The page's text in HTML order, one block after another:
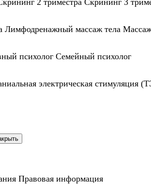
2 триместра Скрининг 3
Лимфодренажный массаж тела
психолог Семейный психолог
электрическая стимуляция
Правовая информация